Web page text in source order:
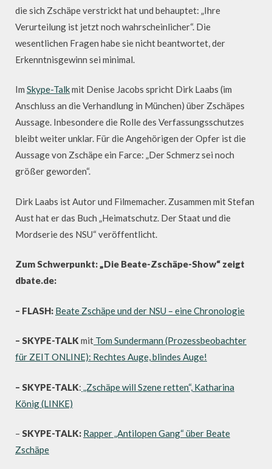
die sich Zschäpe verstrickt hat und behauptet: „Ihre
Verurteilung ist jetzt noch wahrscheinlicher“. Die
wesentlichen Fragen habe sie nicht beantwortet, der
Erkenntnisgewinn sei minimal.
Im Skype-Talkmit Denise Jacobs spricht Dirk Laabs (im
Anschluss an die Verhandlung in München) über Zschäpes
Aussage. Inbesondere die Rolle des Verfassungsschutzes
bleibt weiter unklar. Für die Angehörigen der Opfer ist die
Aussage von Zschäpe ein Farce: „Der Schmerz sei noch
größer geworden“.
Dirk Laabs ist Autor und Filmemacher. Zusammen mit Stefan
Aust hat er das Buch „Heimatschutz. Der Staat und die
Mordserie des NSU“ veröffentlicht.
Zum Schwerpunkt: „Die Beate-Zschäpe-Show“ zeigt
dbate.de:
– FLASH: Beate Zschäpe und der NSU – eine Chronologie
– SKYPE-TALK mit Tom Sundermann (Prozessbeobachter
für ZEIT ONLINE): Rechtes Auge, blindes Auge!
– SKYPE-TALK: „Zschäpe will Szene retten“, Katharina
König (LINKE)
– SKYPE-TALK: Rapper „Antilopen Gang“ über Beate
Zschäpe